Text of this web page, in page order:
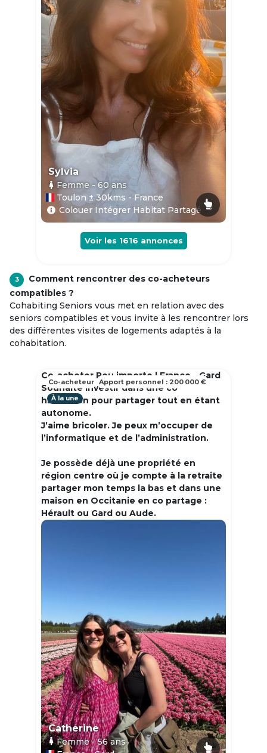
Sylvia
Femme - 60ans
Toulon ± 30kms - France
Colouer Intégrer Habitat Partagé
Voir les 1616 annonces
3
Comment rencontrer des co-acheteurs
compatibles ?
Cohabiting Seniors vous met en relation avec des
seniors compatibles et vous invite à les rencontrer lors
des différentes visites de logements adaptés à la
cohabitation.
Co-acheter Peu importe | France - Gard
Souhaite investir dans une co
habitation pour partager tout en étant
autonome.
J’aime bricoler. Je peux m’occuper de
l’informatique et de l’administration.
Je possède déjà une propriété en
région centre où je compte à la retraite
partager mon temps la bas et dans une
maison en Occitanie en co partage :
Hérault ou Gard ou Aude.
À la une
Catherine
Femme- 56ans
Co-acheteur Apport personnel : 200 000 €